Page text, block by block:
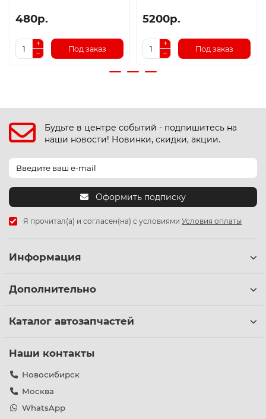
480р.
Под заказ
5200р.
Под заказ
Будьте в центре событий - подпишитесь на
наши новости! Новинки, скидки, акции.
Оформить подписку
Я прочитал(а) и согласен(на) с условиями Условия оплаты
Информация
Дополнительно
Каталог автозапчастей
Наши контакты
Новосибирск
Москва
WhatsApp